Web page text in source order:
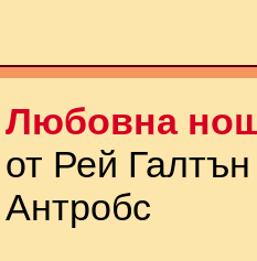
Любовна
от Рей
Антробс